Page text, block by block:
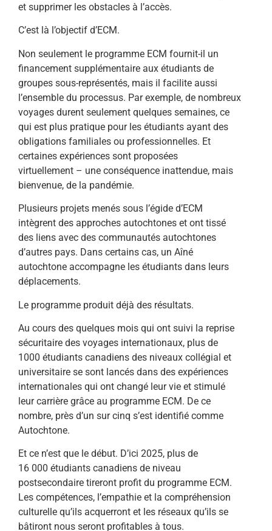
et supprimer les obstacles à l’accès.
C’est là l’objectif d’ECM.
Non seulement le programme ECM fournit-il un
financement supplémentaire aux étudiants de
groupes sous-représentés, mais il facilite aussi
l’ensemble du processus. Par exemple, de nombreux
voyages durent seulement quelques semaines, ce
qui est plus pratique pour les étudiants ayant des
obligations familiales ou professionnelles. Et
certaines expériences sont proposées
virtuellement – une conséquence inattendue, mais
bienvenue, de la pandémie.
Plusieurs projets menés sous l’égide d’ECM
intègrent des approches autochtones et ont tissé
des liens avec des communautés autochtones
d’autres pays. Dans certains cas, un Aîné
autochtone accompagne les étudiants dans leurs
déplacements.
Le programme produit déjà des résultats.
Au cours des quelques mois qui ont suivi la reprise
sécuritaire des voyages internationaux, plus de
1000 étudiants canadiens des niveaux collégial et
universitaire se sont lancés dans des expériences
internationales qui ont changé leur vie et stimulé
leur carrière grâce au programme ECM. De ce
nombre, près d’un sur cinq s’est identifié comme
Autochtone.
Et ce n’est que le début. D’ici 2025, plus de
16 000 étudiants canadiens de niveau
postsecondaire tireront profit du programme ECM.
Les compétences, l’empathie et la compréhension
culturelle qu’ils acquerront et les réseaux qu’ils se
bâtiront nous seront profitables à tous.